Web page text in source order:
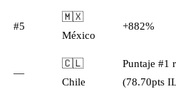
#5
🇲🇽
México
+882%
—
🇨🇱
Chile
Puntaje #1
(78.70pts